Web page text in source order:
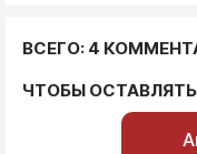
ВСЕГО: 4
ЧТОБЫ